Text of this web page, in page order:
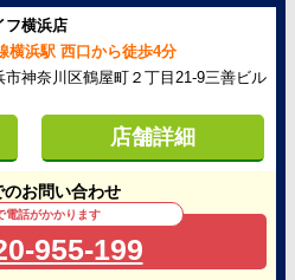
フ横浜店
横浜駅 西口から徒歩4分
市神奈川区鶴屋町２丁目21-9三善ビル
店舗詳細
のお問い合わせ
電話がかかります
955-199